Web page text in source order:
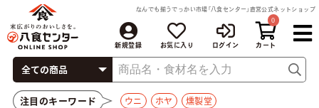
なんでも揃うでっかい市場「八食センター」直営公式ネットショップ
新規登録 お気に入り ログイン
0
注目のキーワード ウニ ホヤ 燻製堂